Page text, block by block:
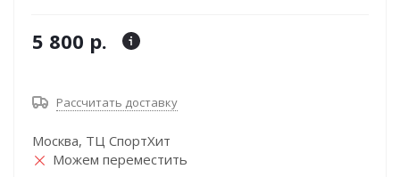
5 800 р.
Рассчитать доставку
Москва, ТЦ СпортХит
Можем переместить